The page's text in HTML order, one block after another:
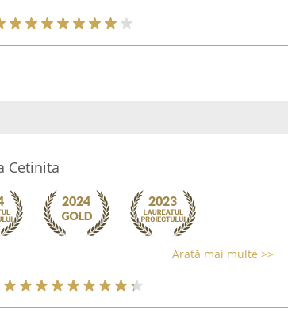
Cetinita
Arată mai multe >>